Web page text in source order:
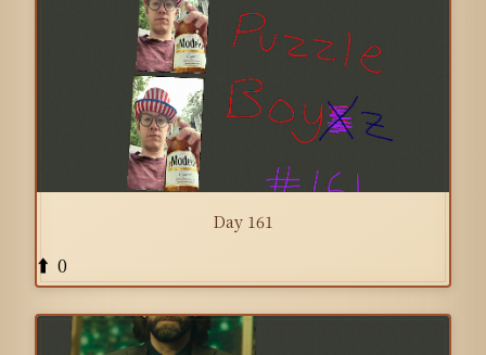
Day 161
⬆️ 0